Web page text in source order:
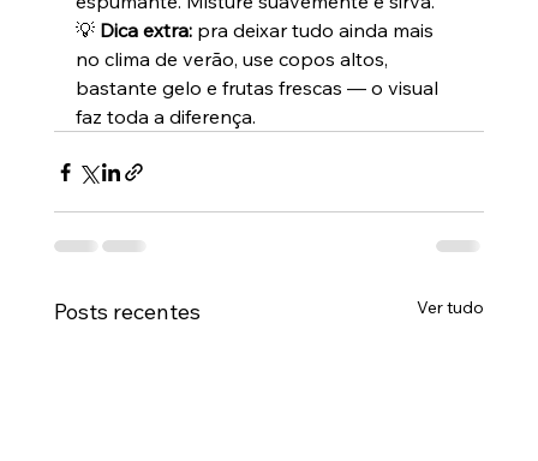
💡 Dica extra: pra deixar tudo ainda mais
no clima de verão, use copos altos,
bastante gelo e frutas frescas — o visual
faz toda a diferença.
Posts recentes Ver tudo